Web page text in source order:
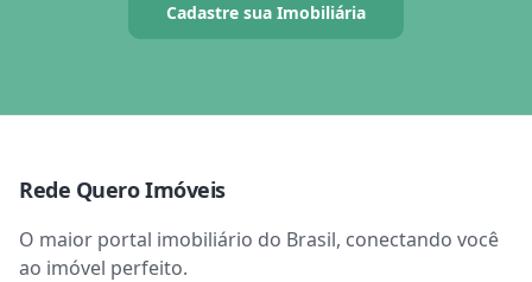
Cadastre sua Imobiliária
Rede Quero Imóveis
O maior portal imobiliário do Brasil, conectando você
ao imóvel perfeito.